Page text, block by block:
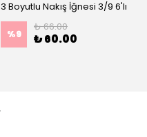
3 Boyutlu Nakış İğnesi 3/9 6'lı
%9
₺ 66.00
₺ 60.00